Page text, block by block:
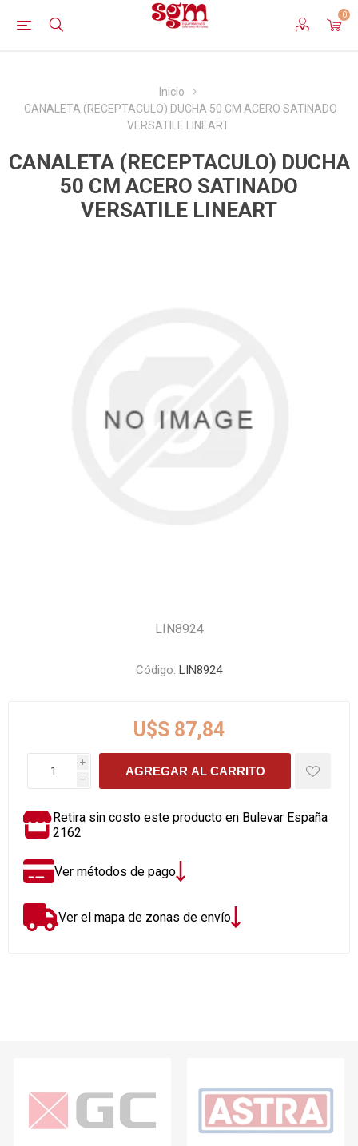
0
Inicio
CANALETA (RECEPTACULO) DUCHA 50 CM ACERO SATINADO
VERSATILE LINEART
CANALETA (RECEPTACULO) DUCHA
50 CM ACERO SATINADO
VERSATILE LINEART
LIN8924
Código: LIN8924
U$S 87,84
i
h
AGREGAR AL CARRITO
Retira sin costo este producto en Bulevar España
2162
Ver métodos de pago
Ver el mapa de zonas de envío